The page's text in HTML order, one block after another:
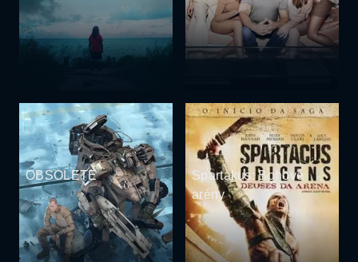
OBSOLETE
Spartakus: Bohové
arény